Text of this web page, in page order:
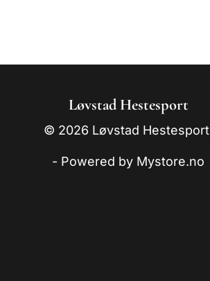
Løvstad Hestesport
© 2026 Løvstad Hestesport
- Powered by Mystore.no